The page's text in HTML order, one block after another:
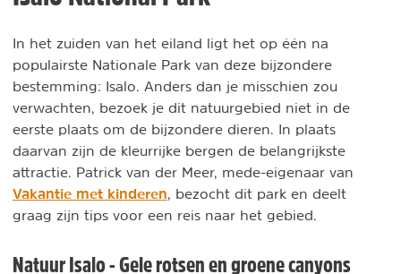
In het zuiden van het eiland ligt het op één na
populairste Nationale Park van deze bijzondere
bestemming: Isalo. Anders dan je misschien zou
verwachten, bezoek je dit natuurgebied niet in de
eerste plaats om de bijzondere dieren. In plaats
daarvan zijn de kleurrijke bergen de belangrijkste
attractie. Patrick van der Meer, mede-eigenaar van
Vakantie met kinderen , bezocht dit park en deelt
graag zijn tips voor een reis naar het gebied.
Natuur Isalo - Gele rotsen en groene canyons